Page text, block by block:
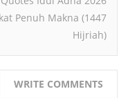
Penuh Makna (1447
Hijriah)
WRITE COMMENTS